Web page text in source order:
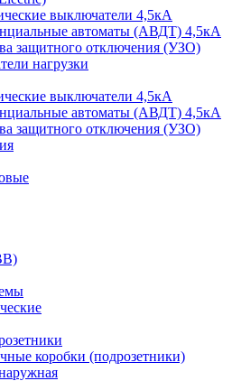
выключатели 4,5кА
автоматы (АВДТ) 4,5кА
защитного отключения (УЗО)
нагрузки
выключатели 4,5кА
автоматы (АВДТ) 4,5кА
защитного отключения (УЗО)
коробки (подрозетники)